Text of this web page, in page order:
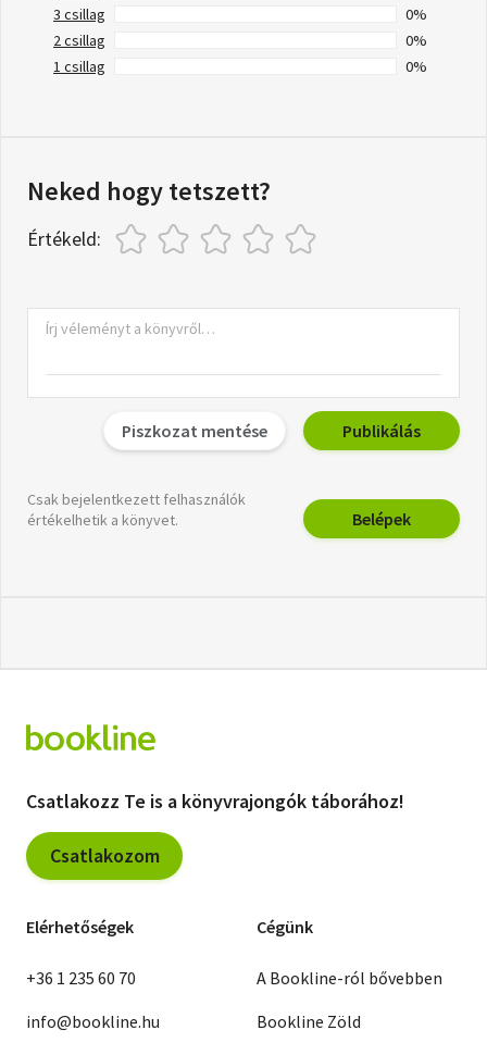
3 csillag
0%
2 csillag
0%
1 csillag
0%
Neked hogy tetszett?
Értékeld:
Piszkozat mentése Publikálás
Csak bejelentkezett felhasználók
értékelhetik a könyvet.
Belépek
Csatlakozz Te is a könyvrajongók táborához!
Csatlakozom
Elérhetőségek
+36 1 235 60 70
info@bookline.hu
Cégünk
A Bookline-ról bővebben
Bookline Zöld